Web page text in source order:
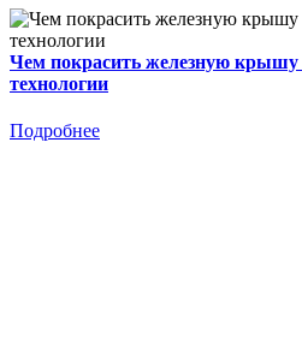
Чем покрасить железную крышу
технологии
Подробнее